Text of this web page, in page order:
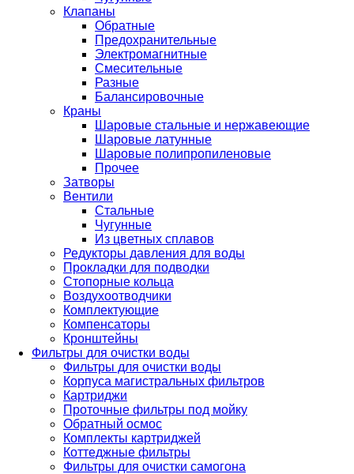
Клапаны
Обратные
Предохранительные
Электромагнитные
Смесительные
Разные
Балансировочные
Краны
Шаровые стальные и нержавеющие
Шаровые латунные
Шаровые полипропиленовые
Прочее
Затворы
Вентили
Стальные
Чугунные
Из цветных сплавов
Редукторы давления для воды
Прокладки для подводки
Стопорные кольца
Воздухоотводчики
Комплектующие
Компенсаторы
Кронштейны
Фильтры для очистки воды
Фильтры для очистки воды
Корпуса магистральных фильтров
Картриджи
Проточные фильтры под мойку
Обратный осмос
Комплекты картриджей
Коттеджные фильтры
Фильтры для очистки самогона